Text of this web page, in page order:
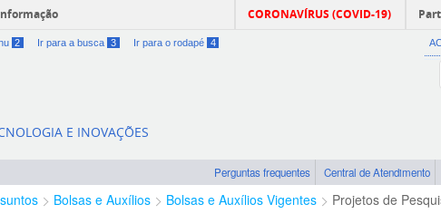
CORONAVÍRUS (COVID-19)
2 Ir para a busca 3 Ir para o rodapé 4
E INOVAÇÕES
Perguntas frequentes Central de Atendimento
Bolsas e Auxílios Bolsas e Auxílios Vigentes Projetos de